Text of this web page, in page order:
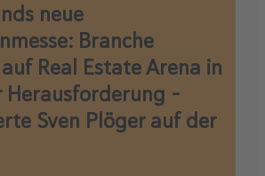
neue
Branche
Real Estate Arena in
Herausforderung –
Sven Plöger auf der